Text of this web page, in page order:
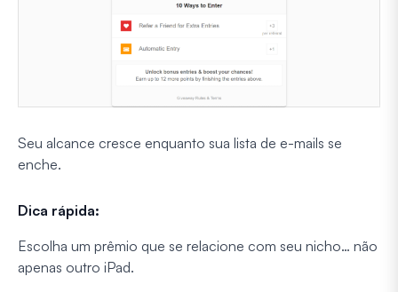
Seu alcance cresce enquanto sua lista de e-mails se
enche.
Dica rápida:
Escolha um prêmio que se relacione com seu nicho… não
apenas outro iPad.